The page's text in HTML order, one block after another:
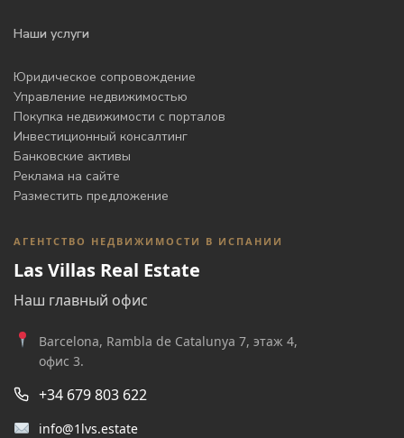
Наши услуги
Юридическое сопровождение
Управление недвижимостью
Покупка недвижимости с порталов
Инвестиционный консалтинг
Банковские активы
Реклама на сайте
Разместить предложение
АГЕНТСТВО НЕДВИЖИМОСТИ В ИСПАНИИ
Las Villas Real Estate
Наш главный офис
Barcelona, Rambla de Catalunya 7, этаж 4,
офис 3.
+34 679 803 622
info@1lvs.estate